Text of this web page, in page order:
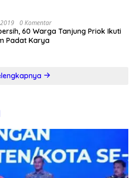
0 Komentar
60 Warga Tanjung Priok Ikuti
Padat Karya